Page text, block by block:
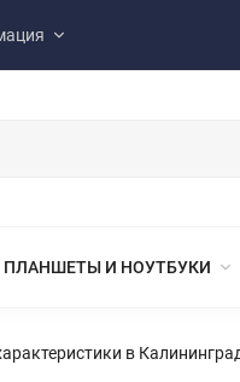
ПЛАНШЕТЫ И НОУТБУКИ
в